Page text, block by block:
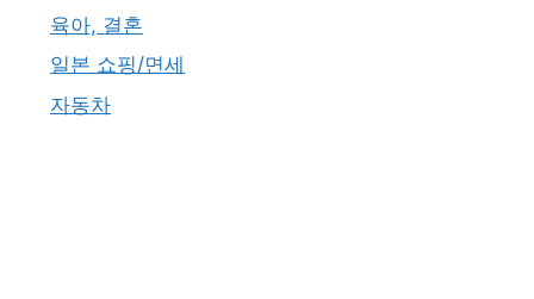
육아, 결혼
일본 쇼핑/면세
자동차